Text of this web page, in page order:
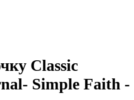
Classic
Simple Faith -